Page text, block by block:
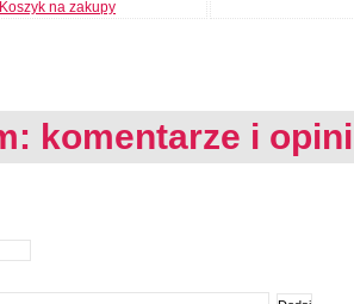
Koszyk na zakupy
komentarze i